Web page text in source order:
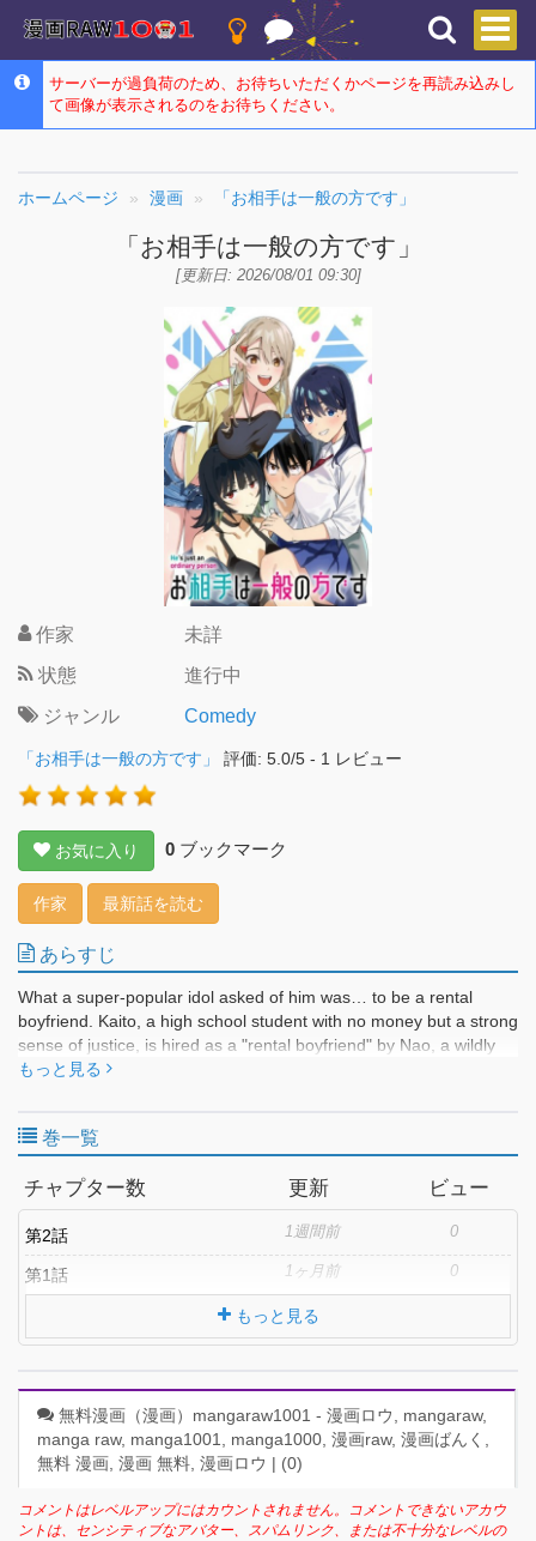
サーバーが過負荷のため、お待ちいただくかページを再読み込みし
て画像が表示されるのをお待ちください。
ホームページ 漫画 「お相手は一般の方です」
「お相手は一般の方です」
[更新日: 2026/08/01 09:30]
作家
未詳
状態
進行中
ジャンル
Comedy
「お相手は一般の方です」 評価: 5.0/5 - 1 レビュー
お気に入り 0 ブックマーク
作家 最新話を読む
あらすじ
What a super-popular idol asked of him was… to be a rental
boyfriend. Kaito, a high school student with no money but a strong
sense of justice, is hired as a "rental boyfriend" by Nao, a wildly
popular idol who is currently the talk of the town!! At first, Kaito
Nao, who wanted to quit being an idol by creating a fake lover!!!
fake boyfriend. Nao also does her best to play the role of a
girlfriend—even going as far as sexual acts—in order to quit being
an idol, but she gradually finds herself attracted to Kaito…….
From the author of the 300,000+ download "Rental Girlfriend"
series comes a fake boyfriend-girlfriend romantic comedy
between a scheming idol and an overly serious guy!!!!
もっと見る
巻一覧
チャプター数 更新 ビュー
第2話 1週間前 0
第1話 1ヶ月前 0
もっと見る
無料漫画（漫画）mangaraw1001 - 漫画ロウ, mangaraw,
manga raw, manga1001, manga1000, 漫画raw, 漫画ばんく,
無料 漫画, 漫画 無料, 漫画ロウ | (0)
コメントはレベルアップにはカウントされません。コメントできないアカウ
ントは、センシティブなアバター、スパムリンク、または不十分なレベルの